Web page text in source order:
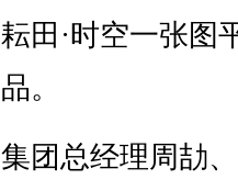
田·时空一张图
。
总经理周劼